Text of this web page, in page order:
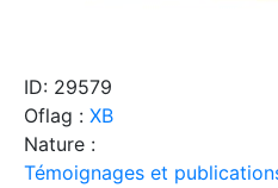
ID: 29579
Oflag : XB
Nature :
Témoignages et